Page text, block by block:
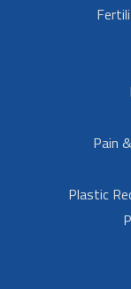
Pain
Plastic